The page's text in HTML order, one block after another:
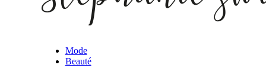
Mode
Beauté